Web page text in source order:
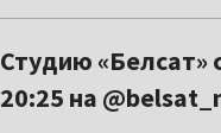
Студию «Белсат»
20:25 на